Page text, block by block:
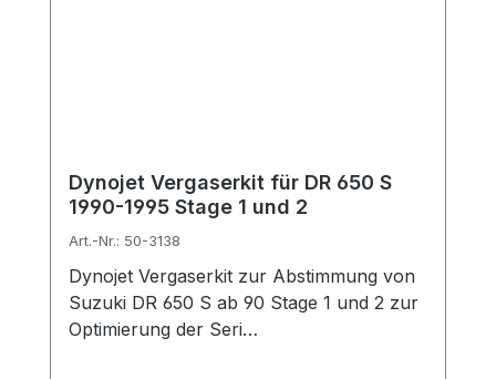
Dynojet Vergaserkit für DR 650 S
1990-1995 Stage 1 und 2
Art.-Nr.: 50-3138
Dynojet Vergaserkit zur Abstimmung von
Suzuki DR 650 S ab 90 Stage 1 und 2 zur
Optimierung der Seri…